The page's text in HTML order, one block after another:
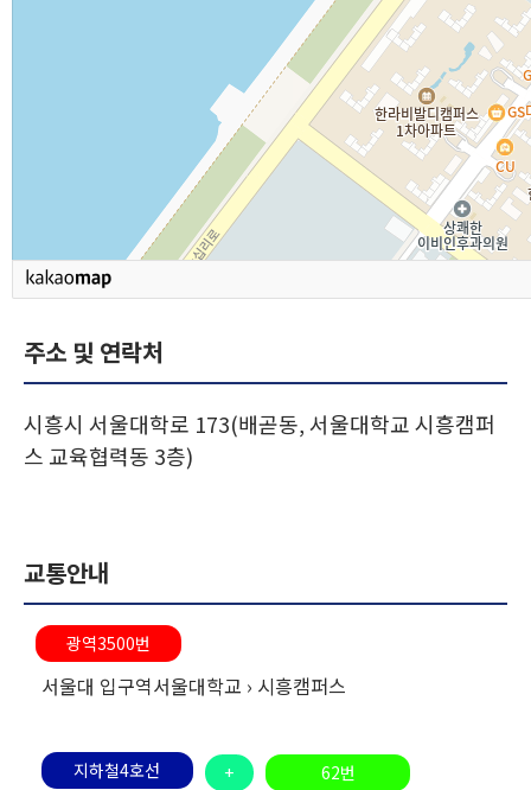
주소 및 연락처
시흥시 서울대학로 173(배곧동, 서울대학교 시흥캠퍼
스 교육협력동 3층)
교통안내
광역3500번
서울대 입구역서울대학교 › 시흥캠퍼스
지하철4호선 + 62번